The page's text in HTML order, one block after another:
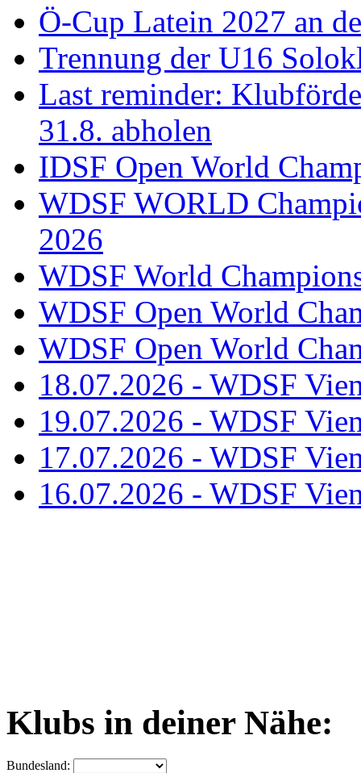
Ö-Cup Latein 2027 an
Trennung der U16
Last reminder:
31.8. abholen
IDSF Open World
WDSF WORLD
2026
WDSF World
WDSF Open World
WDSF Open World
18.07.2026 - WDSF
19.07.2026 - WDSF
17.07.2026 - WDSF
16.07.2026 - WDSF
Klubs in deiner Nähe:
Bundesland: